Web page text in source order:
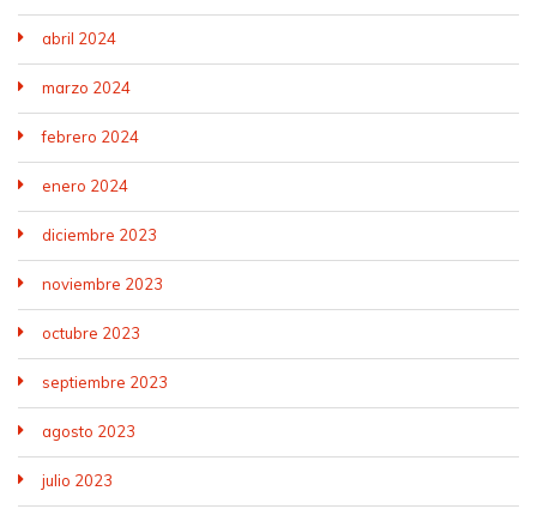
abril 2024
marzo 2024
febrero 2024
enero 2024
diciembre 2023
noviembre 2023
octubre 2023
septiembre 2023
agosto 2023
julio 2023